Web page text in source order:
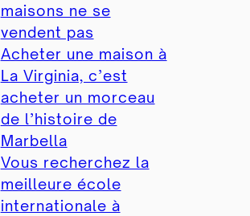
maisons ne se
vendent pas
Acheter une maison à
La Virginia, c’est
acheter un morceau
de l’histoire de
Marbella
Vous recherchez la
meilleure école
internationale à